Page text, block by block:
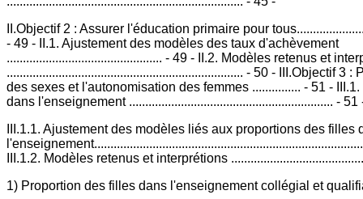
II.Objectif 2 : Assurer l'éducation primaire pour
- 49 - II.1. Ajustement des modèles des taux d'achèvement
................................................ - 49 - II.2. Modèles retenus et
......................................................................... - 50 - III.Objectif 3
des sexes et l'autonomisation des femmes ............... - 51 -
dans l'enseignement ............................................................... - 51
III.1.1. Ajustement des modèles liés aux proportions des filles
III.1.2. Modèles retenus et interprétions
1) Proportion des filles dans l'enseignement collégial et